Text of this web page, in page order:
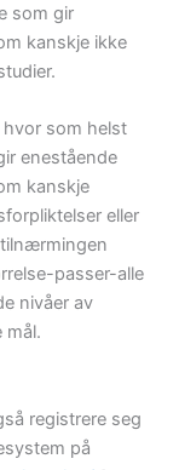
som gir
kanskje ikke
hvor som helst
enestående
kanskje
eller
passer-alle
nivåer av
mål.
registrere seg
på